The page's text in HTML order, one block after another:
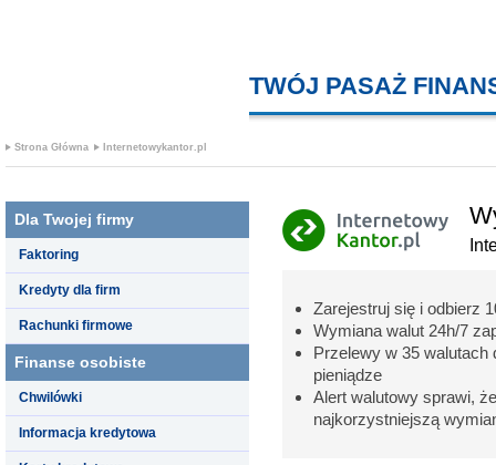
TWÓJ PASAŻ
Strona Główna Internetowykantor.pl
Dla Twojej firmy
Faktoring
Kredyty dla firm
Rachunki firmowe
Finanse osobiste
Chwilówki
Informacja kredytowa
Zarejestruj się i odbierz
Wymiana walut 24h/7
Przelewy w 35
pieniądze
Alert walutowy sprawi,
najkorzystniejszą